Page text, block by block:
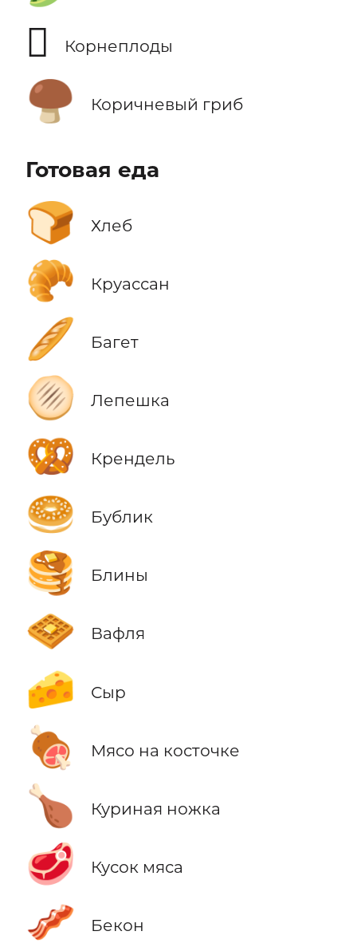
🫜
Корнеплоды
🍄‍🟫 Коричневый гриб
Готовая еда
🍞 Хлеб
🥐 Круассан
🥖 Багет
🫓 Лепешка
🥨 Крендель
🥯 Бублик
🥞 Блины
🧇 Вафля
🧀 Сыр
🍖 Мясо на косточке
🍗 Куриная ножка
🥩 Кусок мяса
🥓 Бекон